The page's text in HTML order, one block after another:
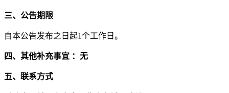
三、公告期限
自本公告发布之日起1个工作日。
四、 其他补充事宜 ：无
五、 联系方式